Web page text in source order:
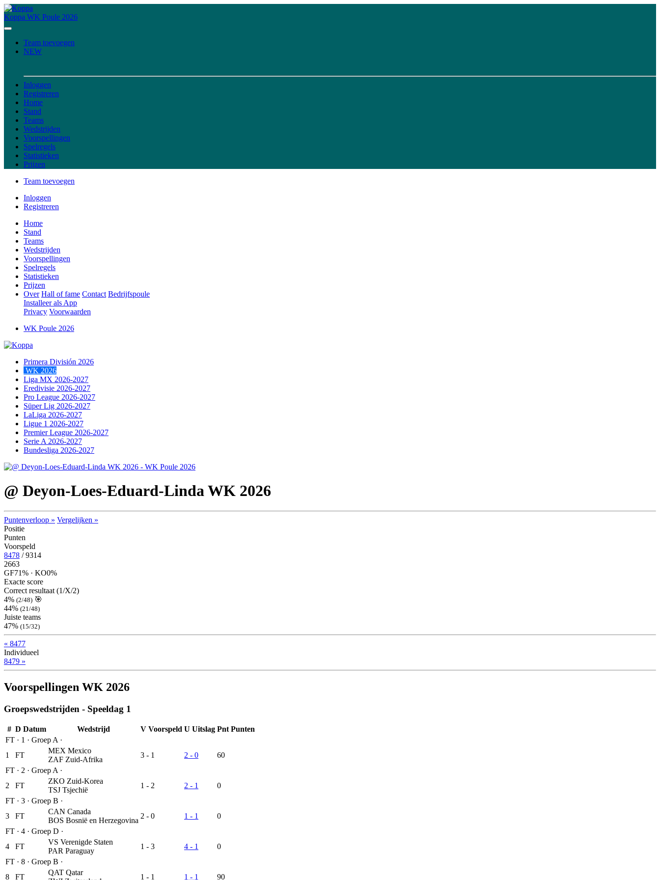
Koppa WK Poule 2026
Team toevoegen
NEW
Inloggen
Registreren
Home
Stand
Teams
Wedstrijden
Voorspellingen
Spelregels
Statistieken
Prijzen
Team toevoegen
Inloggen
Registreren
Home
Stand
Teams
Wedstrijden
Voorspellingen
Spelregels
Statistieken
Prijzen
Over Hall of fame Contact Bedrijfspoule
Installeer als App
Privacy Voorwaarden
WK Poule 2026
Primera División 2026
WK 2026
Liga MX 2026-2027
Eredivisie 2026-2027
Pro League 2026-2027
Süper Lig 2026-2027
LaLiga 2026-2027
Ligue 1 2026-2027
Premier League 2026-2027
Serie A 2026-2027
Bundesliga 2026-2027
@ Deyon-Loes-Eduard-Linda WK 2026
Puntenverloop » Vergelijken »
Positie
Punten
Voorspeld
8478 / 9314
2663
GF71% · KO0%
Exacte score
Correct resultaat (1/X/2)
4% (2/48) 🎯
44% (21/48)
Juiste teams
47% (15/32)
« 8477
Individueel
8479 »
Voorspellingen WK 2026
Groepswedstrijden - Speeldag 1
# D Datum Wedstrijd V Voorspeld U Uitslag Pnt Punten
FT · 1 · Groep A ·
1
FT
MEX Mexico
ZAF Zuid-Afrika
3 - 1 2 - 0
60
FT · 2 · Groep A ·
2
FT
ZKO Zuid-Korea
TSJ Tsjechië
1 - 2 2 - 1
0
FT · 3 · Groep B ·
3
FT
CAN Canada
BOS Bosnië en Herzegovina
2 - 0 1 - 1
0
FT · 4 · Groep D ·
4
FT
VS Verenigde Staten
PAR Paraguay
1 - 3 4 - 1
0
FT · 8 · Groep B ·
8
FT
QAT Qatar
1 - 1 1 - 1
90